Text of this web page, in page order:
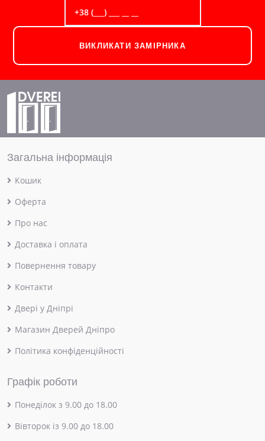
ВИКЛИКАТИ ЗАМІРНИКА
Загальна інформація
Кошик
Оферта
Про нас
Доставка і оплата
Повернення товару
Контакти
Двері у Дніпрі
Магазин Дверей Дніпро
Політика конфіденційності
Графік роботи
Понеділок з 9.00 до 18.00
Вівторок із 9.00 до 18.00